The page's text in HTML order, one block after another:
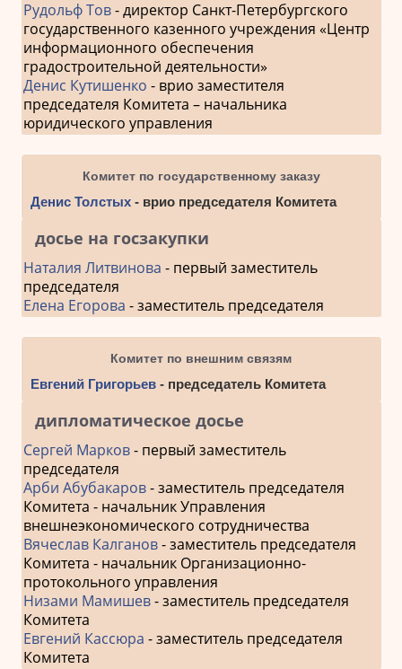
Рудольф Тов- директор Санкт-Петербургского
государственного казенного учреждения «Центр
информационного обеспечения
градостроительной деятельности»
Денис Кутишенко - врио заместителя
председателя Комитета – начальника
юридического управления
Комитет по государственному заказу
Денис Толстых- врио председателя Комитета
досье на госзакупки
Наталия Литвинова - первый заместитель
председателя
Елена Егорова - заместитель председателя
Комитет по внешним связям
Евгений Григорьев- председатель Комитета
дипломатическое досье
Сергей Марков- первый заместитель
председателя
Арби Абубакаров- заместитель председателя
Комитета - начальник Управления
внешнеэкономического сотрудничества
Вячеслав Калганов- заместитель председателя
Комитета - начальник Организационно-
протокольного управления
Низами Мамишев- заместитель председателя
Комитета
Евгений Кассюра - заместитель председателя
Комитета